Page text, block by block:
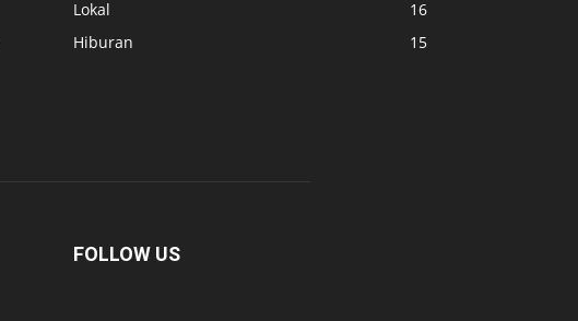
Lokal
16
Hiburan
15
FOLLOW US